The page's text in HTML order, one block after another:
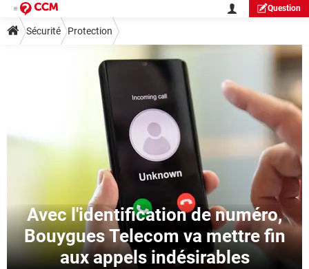
Question
Sécurité Protection
Avec l'identification de numéro,
Bouygues Telecom va mettre fin
aux appels indésirables